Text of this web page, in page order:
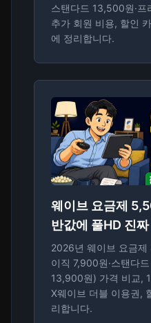
스탠다드 13,500원·
추가 회원 비용, 할인
에 정리합니다.
웨이브 요금제
반값에 풀HD 진
2026년 웨이브 요금
이직 7,900원·스탠다
13,900원) 가격 비교,
X웨이브 더블 이용권,
리합니다.